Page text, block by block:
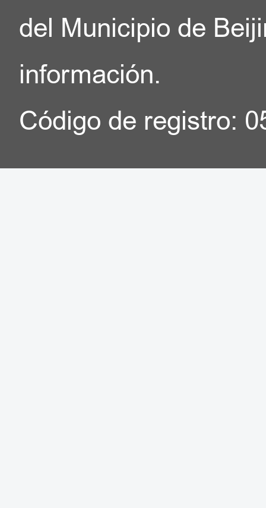
del Municipio de
información.
Código de registro: